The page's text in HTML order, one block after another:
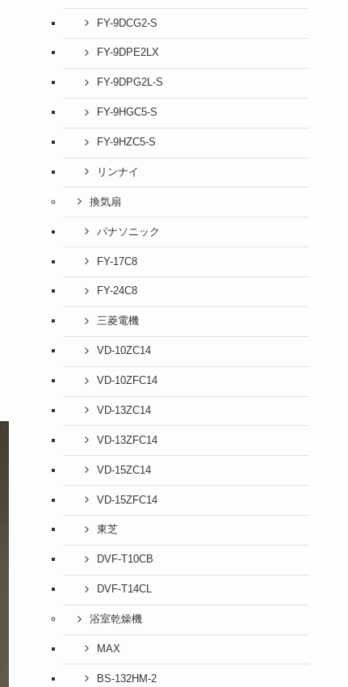
FY-9DCG2-S
FY-9DPE2LX
FY-9DPG2L-S
FY-9HGC5-S
FY-9HZC5-S
リンナイ
換気扇
パナソニック
FY-17C8
FY-24C8
三菱電機
VD-10ZC14
VD-10ZFC14
VD-13ZC14
VD-13ZFC14
VD-15ZC14
VD-15ZFC14
東芝
DVF-T10CB
DVF-T14CL
浴室乾燥機
MAX
BS-132HM-2